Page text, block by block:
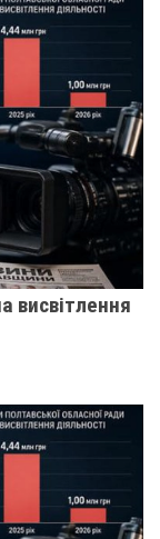
висвітлення